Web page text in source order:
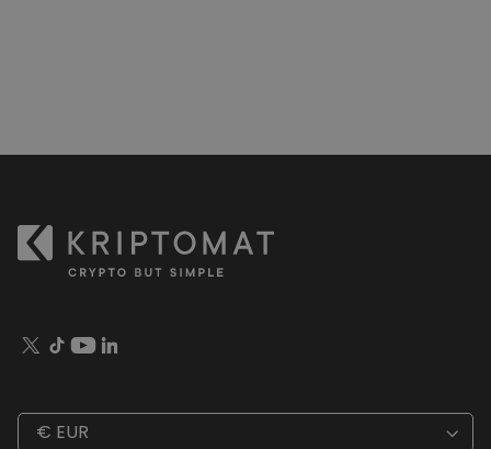
€ EUR